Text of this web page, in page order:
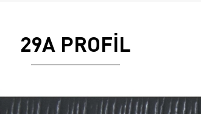
29A PROFİL